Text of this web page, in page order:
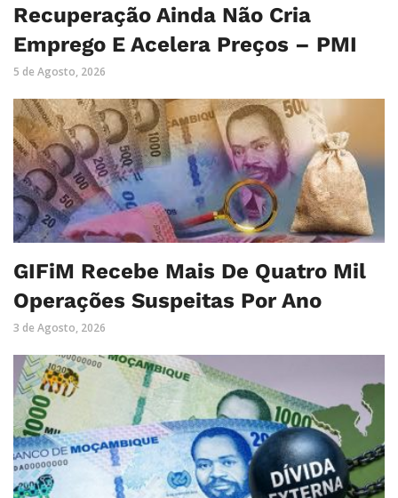
Recuperação Ainda Não Cria
Emprego E Acelera Preços – PMI
5 de Agosto, 2026
GIFiM Recebe Mais De Quatro Mil
Operações Suspeitas Por Ano
3 de Agosto, 2026